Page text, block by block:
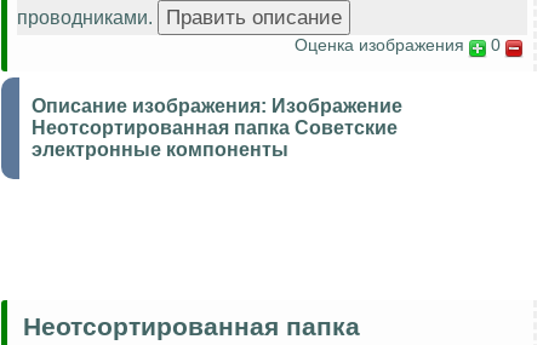
проводниками.
Оценка изображения 0
Описание изображения: Изображение
Неотсортированная папка Советские
электронные компоненты
Неотсортированная папка